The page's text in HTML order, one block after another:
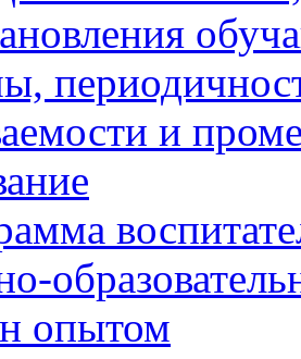
и
опытом